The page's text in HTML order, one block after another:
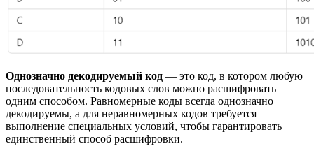
Однозначно декодируемый код — это код, в котором любую
последовательность кодовых слов можно расшифровать
одним способом. Равномерные коды всегда однозначно
декодируемы, а для неравномерных кодов требуется
выполнение специальных условий, чтобы гарантировать
единственный способ расшифровки.